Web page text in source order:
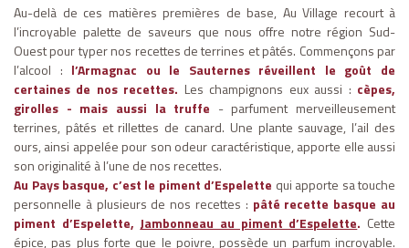
Au-delà de ces matières premières de base, Au Village recourt à
l’incroyable palette de saveurs que nous offre notre région Sud-
Ouest pour typer nos recettes de terrines et pâtés. Commençons par
l’alcool : l’Armagnac ou le Sauternes réveillent le goût de
certaines de nos recettes. Les champignons eux aussi : cèpes,
girolles - mais aussi la truffe - parfument merveilleusement
terrines, pâtés et rillettes de canard. Une plante sauvage, l’ail des
ours, ainsi appelée pour son odeur caractéristique, apporte elle aussi
son originalité à l’une de nos recettes.
Au Pays basque, c’est le piment d’Espelette qui apporte sa touche
personnelle à plusieurs de nos recettes : pâté recette basque au
piment d’Espelette, Jambonneau au piment d’Espelette. Cette
épice, pas plus forte que le poivre, possède un parfum incroyable.